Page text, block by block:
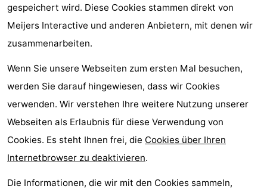
gespeichert wird. Diese Cookies stammen direkt von
Meijers Interactive und anderen Anbietern, mit denen wir
zusammenarbeiten.
Wenn Sie unsere Webseiten zum ersten Mal besuchen,
werden Sie darauf hingewiesen, dass wir Cookies
verwenden. Wir verstehen Ihre weitere Nutzung unserer
Webseiten als Erlaubnis für diese Verwendung von
Cookies. Es steht Ihnen frei, die Cookies über Ihren
Internetbrowser zu deaktivieren.
Die Informationen, die wir mit den Cookies sammeln,